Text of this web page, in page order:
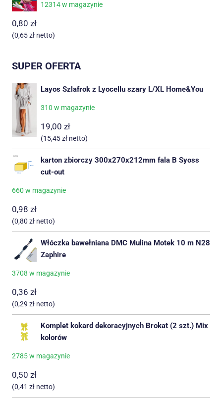
12314 w magazynie
0,80 zł
(0,65zł netto)
SUPER OFERTA
Layos Szlafrok z Lyocellu szary L/XL Home&You
310 w magazynie
19,00 zł
(15,45zł netto)
karton zbiorczy 300x270x212mm fala B Syoss
cut-out
660 w magazynie
0,98 zł
(0,80 zł netto)
Włóczka bawełniana DMC Mulina Motek 10 m N28
Zaphire
3708 w magazynie
0,36 zł
(0,29 zł netto)
Komplet kokard dekoracyjnych Brokat (2 szt.) Mix
kolorów
2785 w magazynie
0,50 zł
(0,41 zł netto)